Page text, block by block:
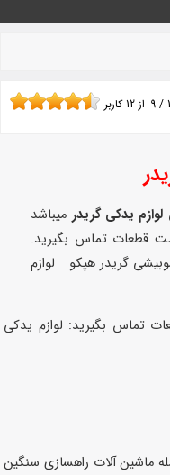
9 / از 12کاربر
لوازم یدکی گریدر میباشد
قطعات تماس بگیرید.
گریدر هپکو لوازم
تماس بگیرید: لوازم یدکی
ماشین آلات راهسازی سنگین